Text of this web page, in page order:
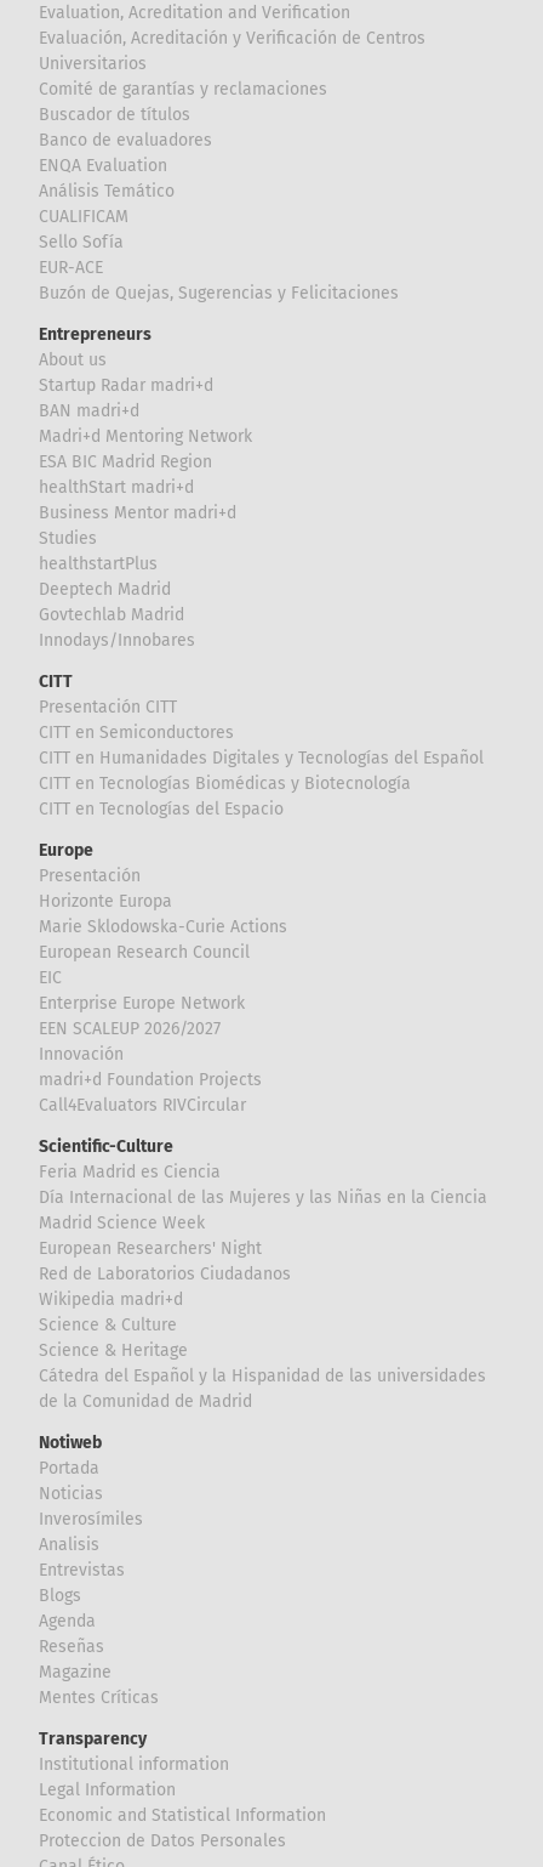
Evaluation, Acreditation and Verification
Evaluación, Acreditación y Verificación de Centros
Universitarios
Comité de garantías y reclamaciones
Buscador de títulos
Banco de evaluadores
ENQA Evaluation
Análisis Temático
CUALIFICAM
Sello Sofía
EUR-ACE
Buzón de Quejas, Sugerencias y Felicitaciones
Entrepreneurs
About us
Startup Radar madri+d
BAN madri+d
Madri+d Mentoring Network
ESA BIC Madrid Region
healthStart madri+d
Business Mentor madri+d
Studies
healthstartPlus
Deeptech Madrid
Govtechlab Madrid
Innodays/Innobares
CITT
Presentación CITT
CITT en Semiconductores
CITT en Humanidades Digitales y Tecnologías del Español
CITT en Tecnologías Biomédicas y Biotecnología
CITT en Tecnologías del Espacio
Europe
Presentación
Horizonte Europa
Marie Sklodowska-Curie Actions
European Research Council
EIC
Enterprise Europe Network
EEN SCALEUP 2026/2027
Innovación
madri+d Foundation Projects
Call4Evaluators RIVCircular
Scientific-Culture
Feria Madrid es Ciencia
Día Internacional de las Mujeres y las Niñas en la Ciencia
Madrid Science Week
European Researchers' Night
Red de Laboratorios Ciudadanos
Wikipedia madri+d
Science & Culture
Science & Heritage
Cátedra del Español y la Hispanidad de las universidades
de la Comunidad de Madrid
Notiweb
Portada
Noticias
Inverosímiles
Analisis
Entrevistas
Blogs
Agenda
Reseñas
Magazine
Mentes Críticas
Transparency
Institutional information
Legal Information
Economic and Statistical Information
Proteccion de Datos Personales